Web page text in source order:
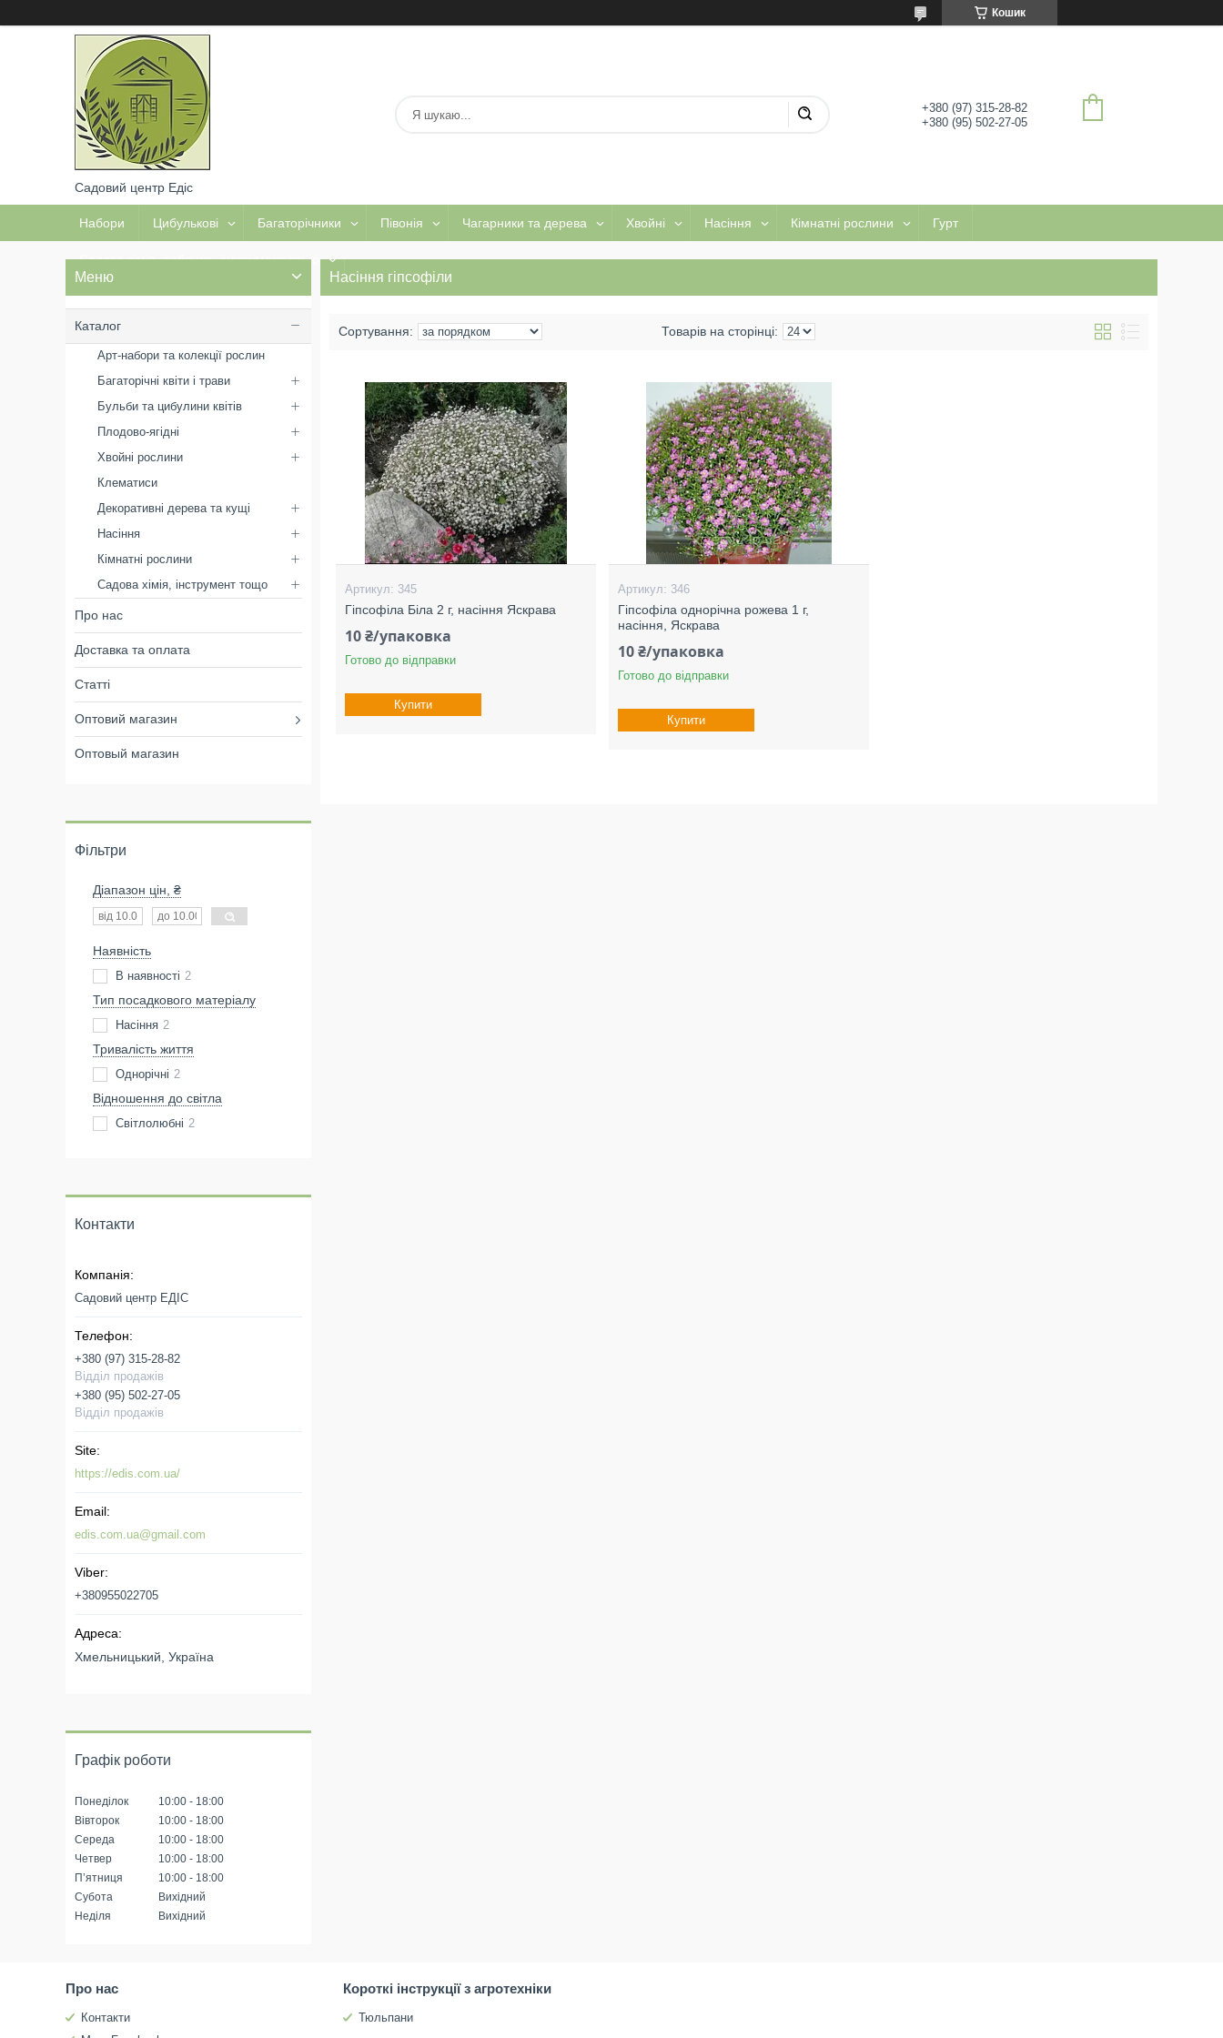
Кошик
Садовий центр Едіс
+380 (97) 315-28-82
+380 (95) 502-27-05
Набори Цибулькові Багаторічники Півонія Чагарники та дерева Хвойні Насіння Кімнатні рослини Гурт
Садова хімія, добрива, інструмент тощо
Насіння гіпсофіли
345
Гіпсофіла Біла 2 г, насіння Яскрава
10 ₴/упаковка
Готово до відправки
Купити
346
Гіпсофіла однорічна рожева 1 г,
насіння, Яскрава
10 ₴/упаковка
Готово до відправки
Купити
Каталог
Арт-набори та колекції рослин
Багаторічні квіти і трави
Бульби та цибулини квітів
Плодово-ягідні
Хвойні рослини
Клематиси
Декоративні дерева та кущі
Насіння
Кімнатні рослини
Садова хімія, інструмент тощо
Про нас
Доставка та оплата
Статті
Оптовий магазин
Оптовый магазин
Фільтри
Діапазон цін, ₴
Наявність
В наявності 2
Тип посадкового матеріалу
Насіння 2
Тривалість життя
Однорічні 2
Відношення до світла
Світлолюбні 2
Контакти
Садовий центр ЕДІС
+380 (97) 315-28-82
Відділ продажів
+380 (95) 502-27-05
Відділ продажів
https://edis.com.ua/
edis.com.ua@gmail.com
+380955022705
Хмельницький, Україна
Графік роботи
Понеділок 10:00
18:00
Вівторок
10:00
18:00
Середа
10:00
18:00
Четвер
10:00
18:00
Пʼятниця
10:00
18:00
Субота
Вихідний
Неділя
Вихідний
Про нас
Контакти
Короткі інструкції з агротехніки
Тюльпани